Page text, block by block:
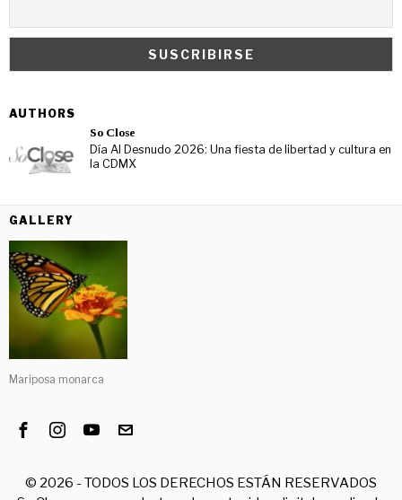
AUTHORS
So Close
Día Al Desnudo 2026: Una fiesta de libertad y cultura en
la CDMX
GALLERY
Mariposa monarca
© 2026 - TODOS LOS DERECHOS ESTÁN RESERVADOS